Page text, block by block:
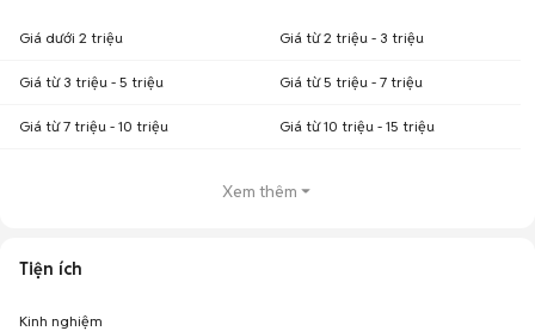
Giá dưới 2 triệu Giá từ 2 triệu - 3 triệu
Giá từ 3 triệu - 5 triệu Giá từ 5 triệu - 7 triệu
Giá từ 7 triệu - 10 triệu Giá từ 10 triệu - 15 triệu
Xem thêm
Tiện ích
Kinh nghiệm